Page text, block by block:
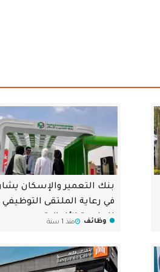
بنك التعمير والإسكان
في رعاية الملتقى التوظيفي
للجامعة الألمانية
وظائف منذ 1 سنة